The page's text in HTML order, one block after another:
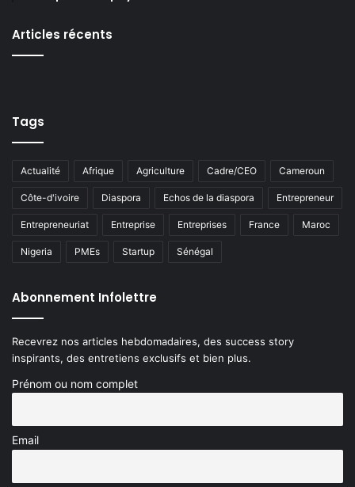
Articles récents
Tags
Actualité Afrique Agriculture Cadre/CEO Cameroun
Côte-d'ivoire Diaspora Echos de la diaspora Entrepreneur
Entrepreneuriat Entreprise Entreprises France Maroc
Nigeria PMEs Startup Sénégal
Abonnement Infolettre
Recevrez nos articles hebdomadaires, des success story
inspirants, des entretiens exclusifs et bien plus.
Prénom ou nom complet
Email